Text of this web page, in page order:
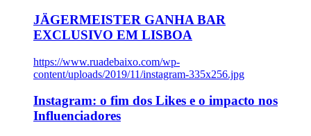
JÄGERMEISTER GANHA BAR
EXCLUSIVO EM LISBOA
https://www.ruadebaixo.com/wp-
content/uploads/2019/11/instagram-335x256.jpg
Instagram: o fim dos Likes e o impacto nos
Influenciadores